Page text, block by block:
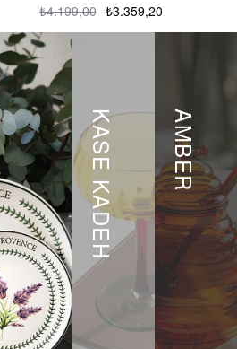
₺3.359,20
₺4.599,00
KASE KADEH AMBER